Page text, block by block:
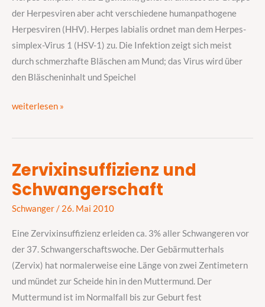
der Herpesviren aber acht verschiedene humanpathogene
Herpesviren (HHV). Herpes labialis ordnet man dem Herpes-
simplex-Virus 1 (HSV-1) zu. Die Infektion zeigt sich meist
durch schmerzhafte Bläschen am Mund; das Virus wird über
den Bläscheninhalt und Speichel
weiterlesen »
Zervixinsuffizienz und
Schwangerschaft
Schwanger/ 26. Mai 2010
Eine Zervixinsuffizienz erleiden ca. 3% aller Schwangeren vor
der 37. Schwangerschaftswoche. Der Gebärmutterhals
(Zervix) hat normalerweise eine Länge von zwei Zentimetern
und mündet zur Scheide hin in den Muttermund. Der
Muttermund ist im Normalfall bis zur Geburt fest
Zervixinsuffizienz
und